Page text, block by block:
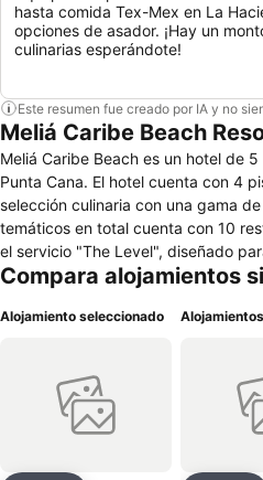
hasta comida Tex-Mex en La
opciones de asador. ¡Hay un
culinarias esperándote!
Este resumen fue creado por IA y no
Meliá Caribe Beach
Meliá Caribe Beach es un hotel de
Punta Cana. El hotel cuenta con 4
selección culinaria con una gama
temáticos en total cuenta con 10
el servicio "The Level", diseñado
Sumérgete en nuestro YHI Spa,
edades. También puedes pasar el día en el Splash Island Water
del parque acuático en O'Grille. Además, nuestro Centro de
Convenciones abarca 15,767 pies
de reuniones, con una capacidad
Compara alojamientos
Alojamiento seleccionado